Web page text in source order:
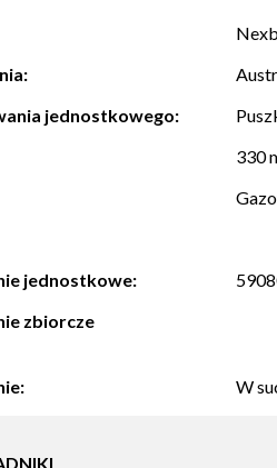
jednostkowego:
330
jednostkowe:
zbiorcze
W